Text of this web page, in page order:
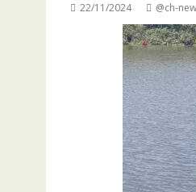
22/11/2024 @ch-